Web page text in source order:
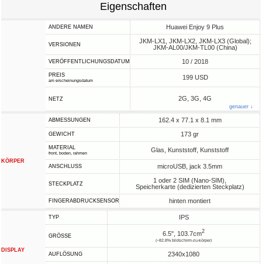
Eigenschaften
ANDERE NAMEN Huawei Enjoy 9 Plus
VERSIONEN
JKM-LX1, JKM-LX2, JKM-LX3 (Global);
JKM-AL00/JKM-TL00 (China)
VERÖFFENTLICHUNGSDATUM 10 / 2018
PREIS
am erscheinungsdatum 199 USD
NETZ 2G, 3G, 4G
genauer ↓
KÖRPER
ABMESSUNGEN 162.4 x 77.1 x 8.1 mm
GEWICHT 173 gr
MATERIAL
front, boden, rahmen Glas, Kunststoff, Kunststoff
ANSCHLUSS microUSB, jack 3.5mm
STECKPLATZ
1 oder 2 SIM (Nano-SIM),
Speicherkarte (dedizierten Steckplatz)
FINGERABDRUCKSENSOR hinten montiert
DISPLAY
TYP IPS
GRÖSSE 6.5", 103.7cm2
(~82.8% bildschirm-zu-körper)
AUFLÖSUNG 2340x1080